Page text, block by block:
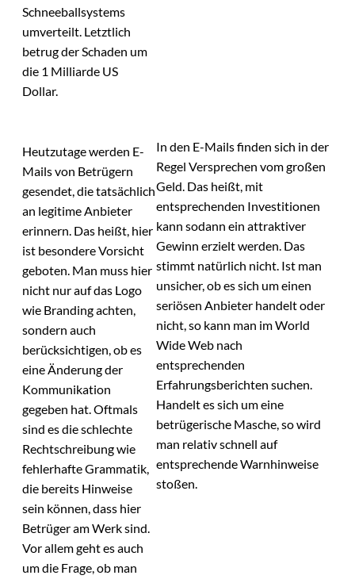
Schneeballsystems
umverteilt. Letztlich
betrug der Schaden um
die 1 Milliarde US
Dollar.
Heutzutage werden E-
Mails von Betrügern
gesendet, die tatsächlich
an legitime Anbieter
erinnern. Das heißt, hier
ist besondere Vorsicht
geboten. Man muss hier
nicht nur auf das Logo
wie Branding achten,
sondern auch
berücksichtigen, ob es
eine Änderung der
Kommunikation
gegeben hat. Oftmals
sind es die schlechte
Rechtschreibung wie
fehlerhafte Grammatik,
die bereits Hinweise
sein können, dass hier
Betrüger am Werk sind.
Vor allem geht es auch
um die Frage, ob man
In den E-Mails finden sich in der
Regel Versprechen vom großen
Geld. Das heißt, mit
entsprechenden Investitionen
kann sodann ein attraktiver
Gewinn erzielt werden. Das
stimmt natürlich nicht. Ist man
unsicher, ob es sich um einen
seriösen Anbieter handelt oder
nicht, so kann man im World
Wide Web nach
entsprechenden
Erfahrungsberichten suchen.
Handelt es sich um eine
betrügerische Masche, so wird
man relativ schnell auf
entsprechende Warnhinweise
stoßen.